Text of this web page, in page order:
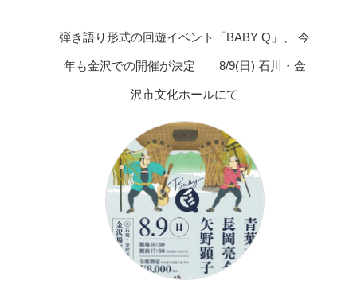
弾き語り形式の回遊イベント「BABY Q」、 今
年も金沢での開催が決定 8/9(日) 石川・金
沢市文化ホールにて